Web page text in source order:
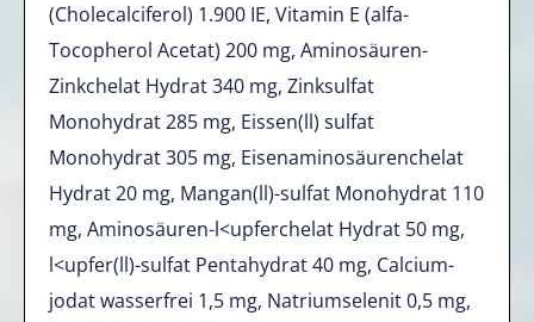
(Cholecalciferol) 1.900 IE, Vitamin E (alfa-
Tocopherol Acetat) 200 mg, Aminosäuren-
Zinkchelat Hydrat 340 mg, Zinksulfat
Monohydrat 285 mg, Eissen(ll)­ sulfat
Monohydrat 305 mg, Eisenaminosäurenchelat
Hydrat 20 mg, Mangan(ll)-sulfat Monohydrat 110
mg, Aminosäuren-l<upferchelat Hydrat 50 mg,
l<upfer(ll)-sulfat Pentahydrat 40 mg, Calcium-
jodat wasserfrei 1,5 mg, Natriumselenit 0,5 mg,